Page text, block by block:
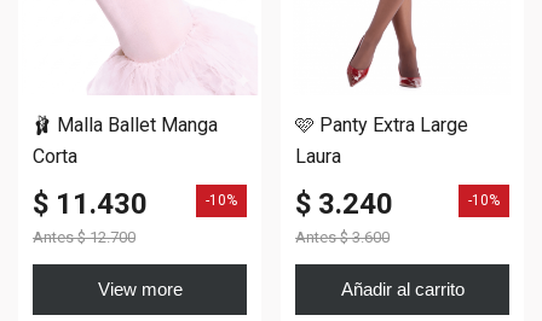
🩰 Malla Ballet Manga
Corta
$ 11.430
Antes $ 12.700
-10%
View more
🩷 Panty Extra Large
Laura
$ 3.240
Antes $ 3.600
-10%
Añadir al carrito